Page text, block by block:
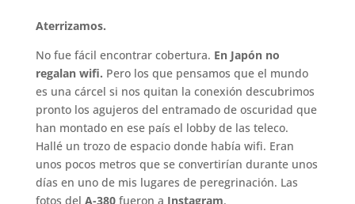
Aterrizamos.
No fue fácil encontrar cobertura. En Japón no
regalan wifi. Pero los que pensamos que el mundo
es una cárcel si nos quitan la conexión descubrimos
pronto los agujeros del entramado de oscuridad que
han montado en ese país el lobby de las teleco.
Hallé un trozo de espacio donde había wifi. Eran
unos pocos metros que se convertirían durante unos
días en uno de mis lugares de peregrinación. Las
fotos del A-380fueron a Instagram.